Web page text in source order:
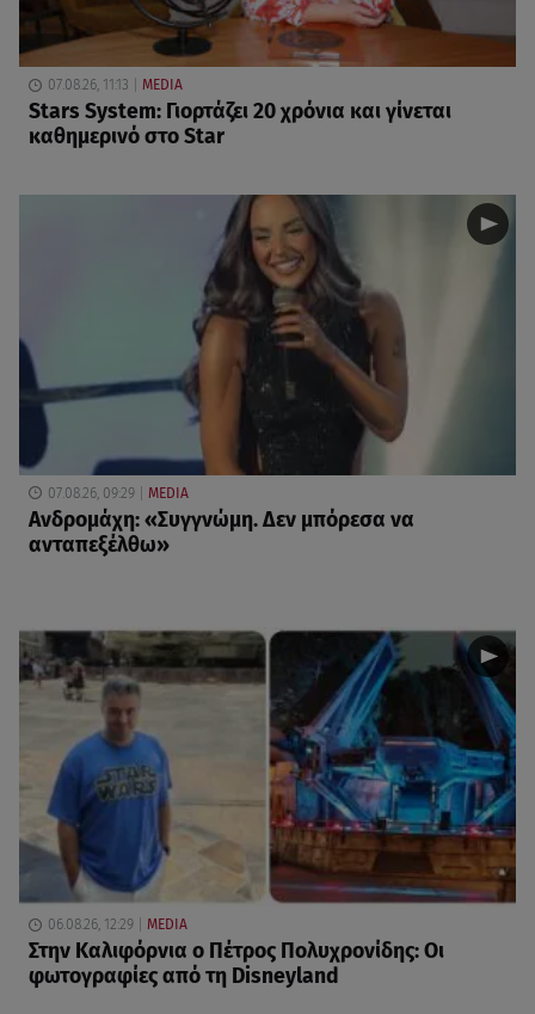
07.08.26, 11:13 MEDIA
Stars System: Γιορτάζει 20 χρόνια και γίνεται
καθημερινό στο Star
07.08.26, 09:29 MEDIA
Ανδρομάχη: «Συγγνώμη. Δεν μπόρεσα να
ανταπεξέλθω»
06.08.26, 12:29 MEDIA
Στην Καλιφόρνια ο Πέτρος Πολυχρονίδης: Οι
φωτογραφίες από τη Disneyland